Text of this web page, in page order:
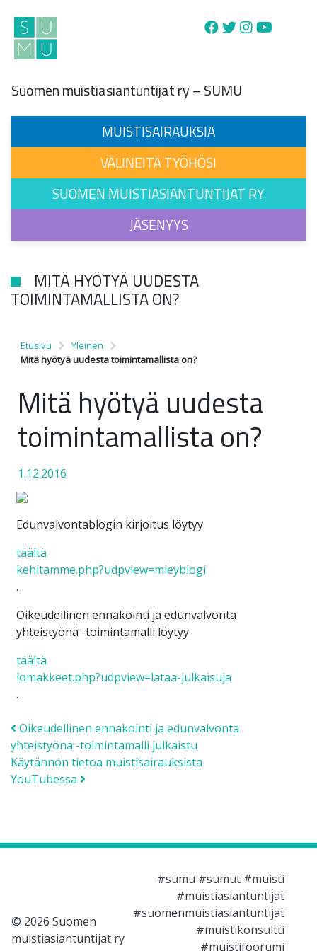
Main Navigation
Suomen muistiasiantuntijat ry – SUMU
MUISTISAIRAUKSIA
VÄLINEITÄ TYÖHÖSI
SUOMEN MUISTIASIANTUNTIJAT RY
JÄSENYYS
MITÄ HYÖTYÄ UUDESTA
TOIMINTAMALLISTA ON?
Etusivu
Yleinen
Mitä hyötyä uudesta toimintamallista on?
Mitä hyötyä uudesta
toimintamallista on?
1.12.2016
Edunvalvontablogin kirjoitus löytyy
täältä
kehitamme.php?udpview=mieyblogi
.
Oikeudellinen ennakointi ja edunvalvonta
yhteistyönä -toimintamalli löytyy
täältä
lomakkeet.php?udpview=lataa-julkaisuja
.
Post navigation
Oikeudellinen ennakointi ja edunvalvonta
yhteistyönä -toimintamalli julkaistu
Käytännön tietoa muistisairauksista
YouTubessa
© 2026 Suomen
muistiasiantuntijat ry
#sumu #sumut #muisti
#muistiasiantuntijat
#suomenmuistiasiantuntijat
#muistikonsultti
#muistifoorumi